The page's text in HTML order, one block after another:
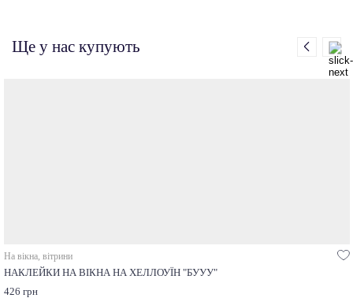
Ще у нас купують
На вікна, вітрини
НАКЛЕЙКИ НА ВІКНА НА ХЕЛЛОУЇН "БУУУ"
426 грн